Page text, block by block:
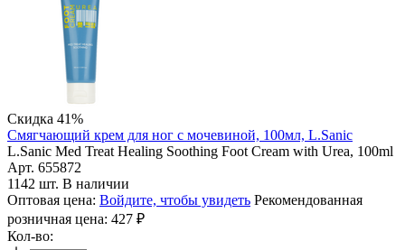
Скидка 41%
Смягчающий крем для ног с мочевиной, 100мл, L.Sanic
L.Sanic Med Treat Healing Soothing Foot Cream with Urea, 100ml
Арт. 655872
1142 шт. В наличии
Оптовая цена: Войдите, чтобы увидеть Рекомендованная
розничная цена: 427 ₽
Кол-во: